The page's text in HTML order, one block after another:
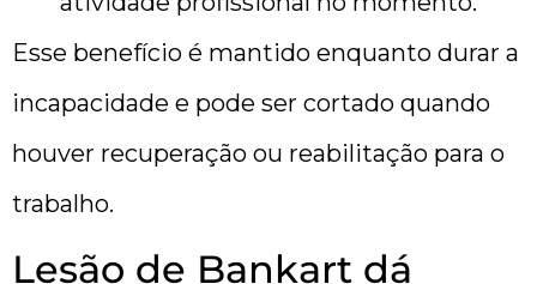
Esse benefício é mantido enquanto durar a
incapacidade e pode ser cortado quando
houver recuperação ou reabilitação para o
trabalho.
Lesão de Bankart dá